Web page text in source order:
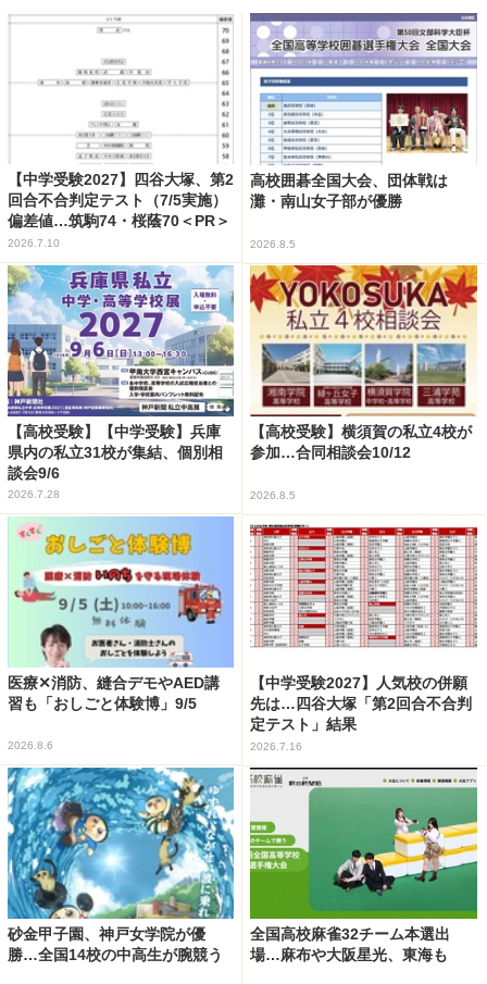
【中学受験2027】四谷大塚、第2
回合不合判定テスト（7/5実施）
偏差値…筑駒74・桜蔭70＜PR＞
2026.7.10
高校囲碁全国大会、団体戦は
灘・南山女子部が優勝
2026.8.5
【高校受験】【中学受験】兵庫
県内の私立31校が集結、個別相
談会9/6
2026.7.28
【高校受験】横須賀の私立4校が
参加…合同相談会10/12
2026.8.5
医療✕消防、縫合デモやAED講
習も「おしごと体験博」9/5
2026.8.6
【中学受験2027】人気校の併願
先は…四谷大塚「第2回合不合判
定テスト」結果
2026.7.16
砂金甲子園、神戸女学院が優
勝…全国14校の中高生が腕競う
全国高校麻雀32チーム本選出
場…麻布や大阪星光、東海も